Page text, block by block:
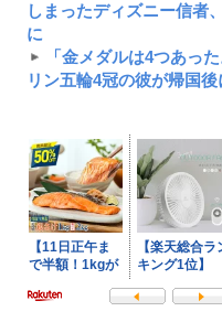
しまったディズニー信者
に
「金メダルは4つあっ
リン五輪4冠の彼が帰国